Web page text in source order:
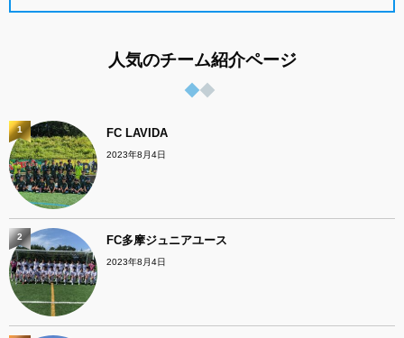
人気のチーム紹介ページ
FC LAVIDA
2023年8月4日
1
FC多摩ジュニアユース
2023年8月4日
2